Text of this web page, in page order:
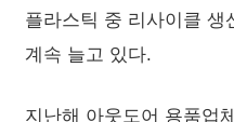
플라스틱 중 리사이클 생
계속 늘고 있다.
지난해 아웃도어 용품업